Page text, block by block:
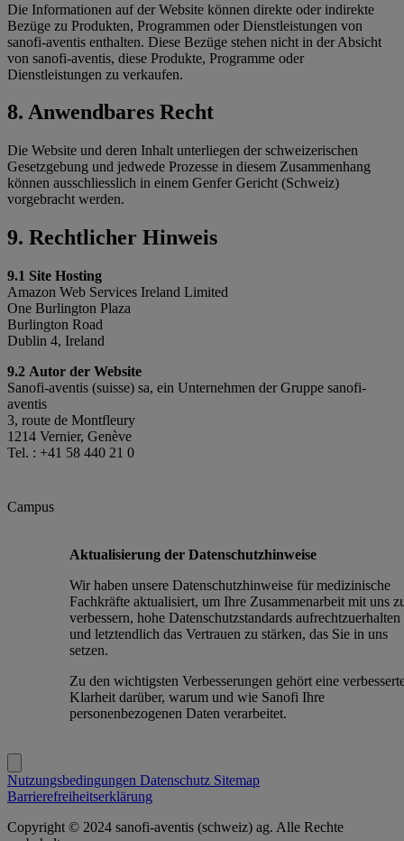
Die Informationen auf der Website können direkte oder indirekte
Bezüge zu Produkten, Programmen oder Dienstleistungen von
sanofi-aventis enthalten. Diese Bezüge stehen nicht in der Absicht
von sanofi-aventis, diese Produkte, Programme oder
Dienstleistungen zu verkaufen.
8. Anwendbares Recht
Die Website und deren Inhalt unterliegen der schweizerischen
Gesetzgebung und jedwede Prozesse in diesem Zusammenhang
können ausschliesslich in einem Genfer Gericht (Schweiz)
vorgebracht werden.
9. Rechtlicher Hinweis
9.1 Site Hosting
Amazon Web Services Ireland Limited
One Burlington Plaza
Burlington Road
Dublin 4, Ireland
9.2 Autor der Website
Sanofi-aventis (suisse) sa, ein Unternehmen der Gruppe sanofi-
aventis
3, route de Montfleury
1214 Vernier, Genève
Tel. : +41 58 440 21 0
Campus
Aktualisierung der Datenschutzhinweise
Wir haben unsere Datenschutzhinweise für medizinische
Fachkräfte aktualisiert, um Ihre Zusammenarbeit mit uns
verbessern, hohe Datenschutzstandards aufrechtzuerhalten
und letztendlich das Vertrauen zu stärken, das Sie in uns
setzen.
Zu den wichtigsten Verbesserungen gehört eine
Klarheit darüber, warum und wie Sanofi Ihre
personenbezogenen Daten verarbeitet.
Nutzungsbedingungen Datenschutz Sitemap
Barrierefreiheitserklärung
Copyright © 2024 sanofi-aventis (schweiz) ag. Alle Rechte